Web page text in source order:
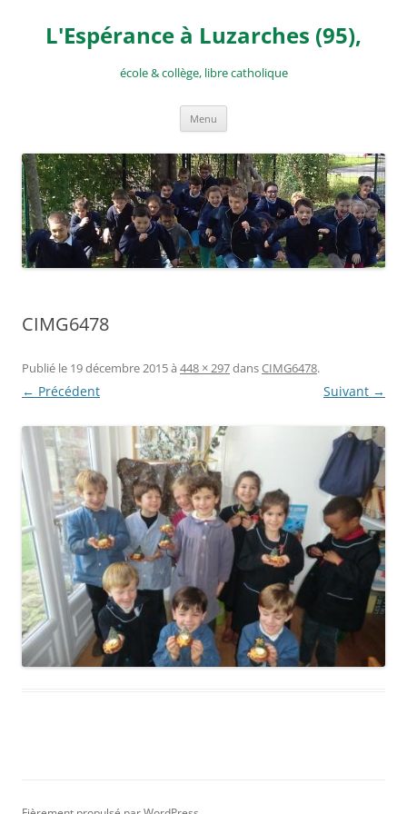
contenu
L'Espérance à Luzarches (95),
école & collège, libre catholique
Menu
CIMG6478
Publié le 19 décembre 2015à 448 × 297dansCIMG6478.
← Précédent Suivant →